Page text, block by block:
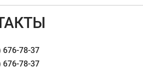
676-78-37
676-78-37